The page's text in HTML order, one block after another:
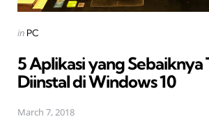
Posted
in PC
5 Aplikasi yang Sebaiknya
Diinstal di Windows 10
March 7, 2018